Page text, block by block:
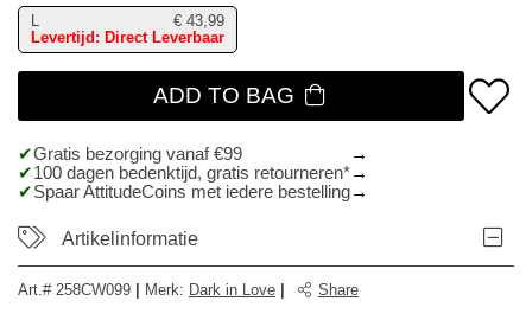
L € 43,99
Levertijd: Direct Leverbaar
ADD TO BAG
Gratis bezorging vanaf €99
100 dagen bedenktijd, gratis retourneren*
Spaar AttitudeCoins met iedere bestelling
Artikelinformatie
Art.# 258CW099 Merk: Dark in Love Share